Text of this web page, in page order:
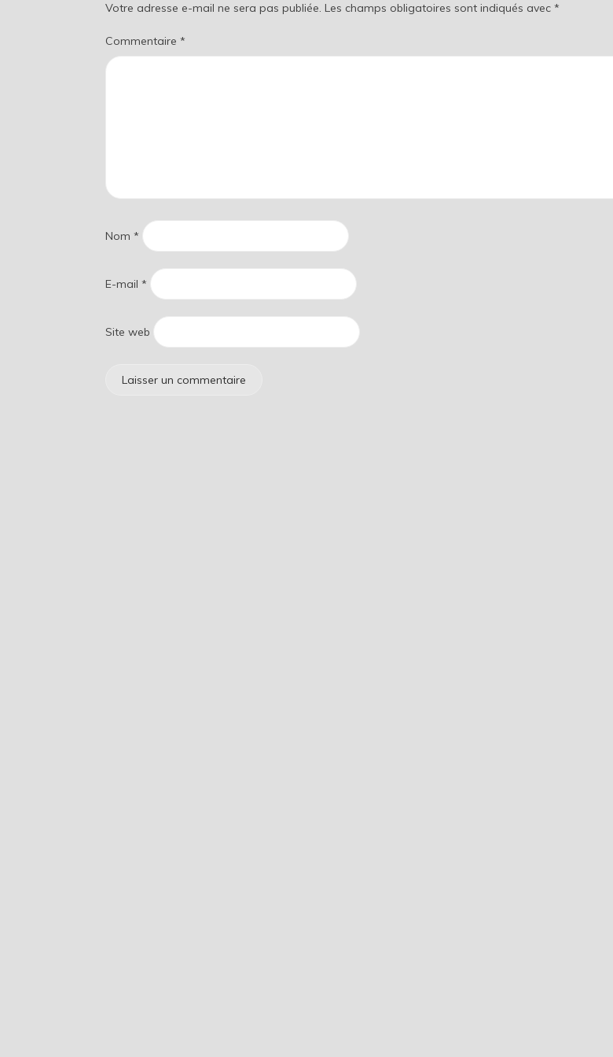
Votre adresse e-mail ne sera pas publiée. Les champs obligatoires sont indiqués avec*
Commentaire*
Nom*
E-mail*
Site web